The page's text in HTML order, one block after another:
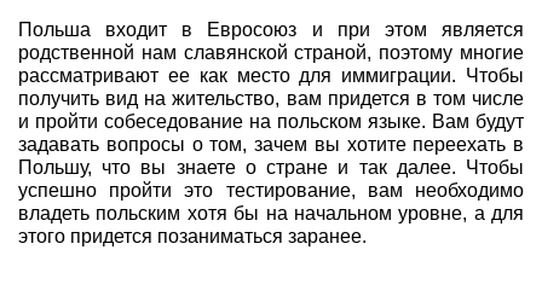
Польша входит в Евросоюз и при этом является
родственной нам славянской страной, поэтому многие
рассматривают ее как место для иммиграции. Чтобы
получить вид на жительство, вам придется в том числе
и пройти собеседование на польском языке. Вам будут
задавать вопросы о том, зачем вы хотите переехать в
Польшу, что вы знаете о стране и так далее. Чтобы
успешно пройти это тестирование, вам необходимо
владеть польским хотя бы на начальном уровне, а для
этого придется позаниматься заранее.